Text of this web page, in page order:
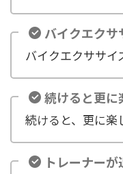
バイクエク
バイクエクササイ
続けると更に
続けると、更に楽
トレーナー